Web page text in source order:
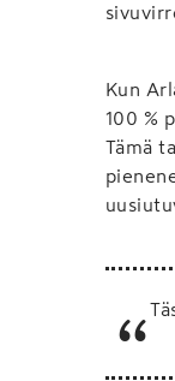
Kun
100 %
Tämä